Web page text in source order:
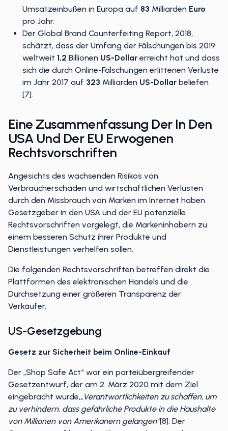
Umsatzeinbußen in Europa auf 83 Milliarden Euro
pro Jahr.
Der Global Brand Counterfeiting Report, 2018,
schätzt, dass der Umfang der Fälschungen bis 2019
weltweit 1,2 Billionen US-Dollar erreicht hat und dass
sich die durch Online-Fälschungen erlittenen Verluste
im Jahr 2017 auf 323 Milliarden US-Dollar beliefen
[7].
Eine Zusammenfassung Der In Den
USA Und Der EU Erwogenen
Rechtsvorschriften
Angesichts des wachsenden Risikos von
Verbraucherschäden und wirtschaftlichen Verlusten
durch den Missbrauch von Marken im Internet haben
Gesetzgeber in den USA und der EU potenzielle
Rechtsvorschriften vorgelegt, die Markeninhabern zu
einem besseren Schutz ihrer Produkte und
Dienstleistungen verhelfen sollen.
Die folgenden Rechtsvorschriften betreffen direkt die
Plattformen des elektronischen Handels und die
Durchsetzung einer größeren Transparenz der
Verkäufer.
US-Gesetzgebung
Gesetz zur Sicherheit beim Online-Einkauf
Der „Shop Safe Act“ war ein parteiübergreifender
Gesetzentwurf, der am 2. März 2020 mit dem Ziel
eingebracht wurde,„Verantwortlichkeiten zu schaffen, um
zu verhindern, dass gefährliche Produkte in die Haushalte
von Millionen von Amerikanern gelangen“[8]. Der